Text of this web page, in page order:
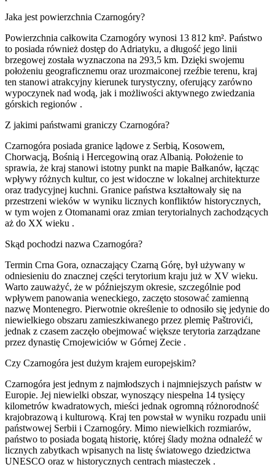
Jaka jest powierzchnia Czarnogóry?
Powierzchnia całkowita Czarnogóry wynosi 13 812 km². Państwo
to posiada również dostęp do Adriatyku, a długość jego linii
brzegowej została wyznaczona na 293,5 km. Dzięki swojemu
położeniu geograficznemu oraz urozmaiconej rzeźbie terenu, kraj
ten stanowi atrakcyjny kierunek turystyczny, oferujący zarówno
wypoczynek nad wodą, jak i możliwości aktywnego zwiedzania
górskich regionów .
Z jakimi państwami graniczy Czarnogóra?
Czarnogóra posiada granice lądowe z Serbią, Kosowem,
Chorwacją, Bośnią i Hercegowiną oraz Albanią. Położenie to
sprawia, że kraj stanowi istotny punkt na mapie Bałkanów, łącząc
wpływy różnych kultur, co jest widoczne w lokalnej architekturze
oraz tradycyjnej kuchni. Granice państwa kształtowały się na
przestrzeni wieków w wyniku licznych konfliktów historycznych,
w tym wojen z Otomanami oraz zmian terytorialnych zachodzących
aż do XX wieku .
Skąd pochodzi nazwa Czarnogóra?
Termin Crna Gora, oznaczający Czarną Górę, był używany w
odniesieniu do znacznej części terytorium kraju już w XV wieku.
Warto zauważyć, że w późniejszym okresie, szczególnie pod
wpływem panowania weneckiego, zaczęto stosować zamienną
nazwę Montenegro. Pierwotnie określenie to odnosiło się jedynie do
niewielkiego obszaru zamieszkiwanego przez plemię Paštrovići,
jednak z czasem zaczęło obejmować większe terytoria zarządzane
przez dynastię Crnojewiciów w Górnej Zecie .
Czy Czarnogóra jest dużym krajem europejskim?
Czarnogóra jest jednym z najmłodszych i najmniejszych państw w
Europie. Jej niewielki obszar, wynoszący niespełna 14 tysięcy
kilometrów kwadratowych, mieści jednak ogromną różnorodność
krajobrazową i kulturową. Kraj ten powstał w wyniku rozpadu unii
państwowej Serbii i Czarnogóry. Mimo niewielkich rozmiarów,
państwo to posiada bogatą historię, której ślady można odnaleźć w
licznych zabytkach wpisanych na listę światowego dziedzictwa
UNESCO oraz w historycznych centrach miasteczek .